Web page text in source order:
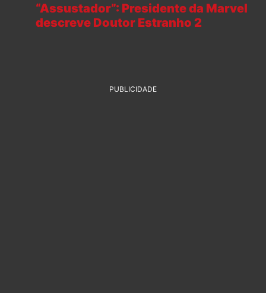
“Assustador”: Presidente da Marvel
descreve Doutor Estranho 2
PUBLICIDADE